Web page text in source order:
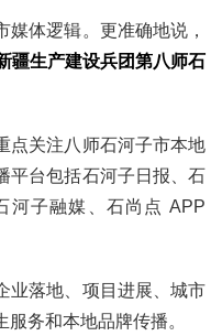
体逻辑。更准确地说，
疆生产建设兵团第八师石
点关注八师石河子市本地
平台包括石河子日报、石
河子融媒、石尚点 APP
业落地、项目进展、城市
务和本地品牌传播。